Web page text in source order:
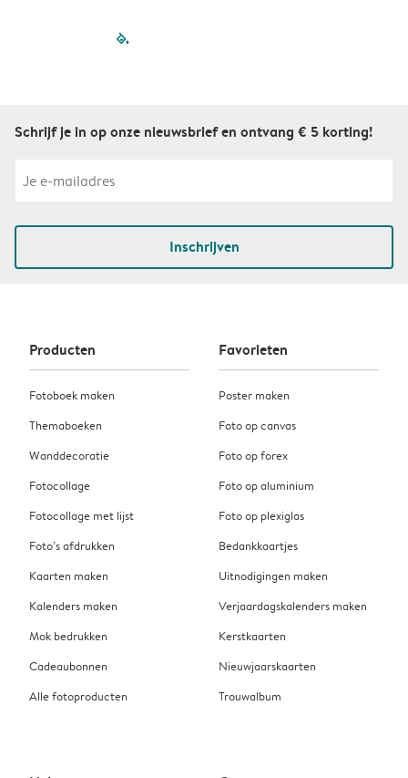
filled-pagination
Schrijf je in op onze nieuwsbrief en ontvang € 5 korting!
Inschrijven
Producten
Fotoboek maken
Themaboeken
Wanddecoratie
Fotocollage
Fotocollage met lijst
Foto’s afdrukken
Kaarten maken
Kalenders maken
Mok bedrukken
Cadeaubonnen
Alle fotoproducten
Favorieten
Poster maken
Foto op canvas
Foto op forex
Foto op aluminium
Foto op plexiglas
Bedankkaartjes
Uitnodigingen maken
Verjaardagskalenders maken
Kerstkaarten
Nieuwjaarskaarten
Trouwalbum